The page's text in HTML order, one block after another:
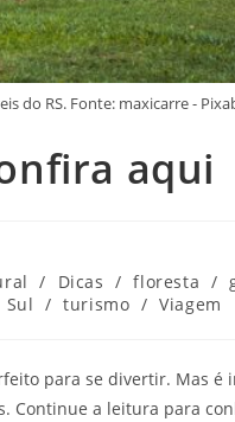
do RS. Fonte: maxicarre -
aqui
/ Dicas / floresta /
Sul / turismo / Viagem
para se divertir. Mas é
Continue a leitura para